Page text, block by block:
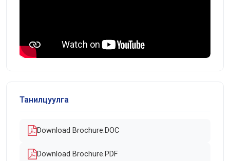
Танилцуулга
Download Brochure.DOC
Download Brochure.PDF